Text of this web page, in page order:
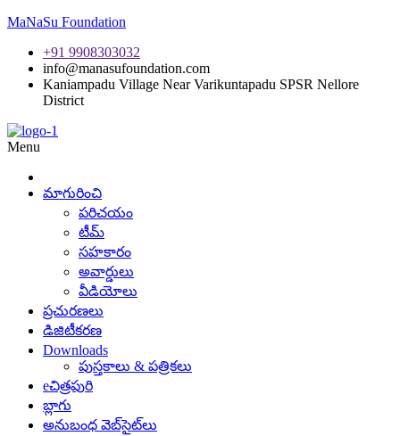
MaNaSu Foundation
+91 9908303032
info@manasufoundation.com
Kaniampadu Village Near Varikuntapadu SPSR Nellore
District
Menu
మాగురించి
పరిచయం
టీమ్
సహకారం
అవార్డులు
వీడియోలు
ప్రచురణలు
డిజిటీకరణ
Downloads
పుస్తకాలు & పత్రికలు
eచిత్రపురి
బ్లాగు
అనుబంధ వెబ్‌సైట్‌లు